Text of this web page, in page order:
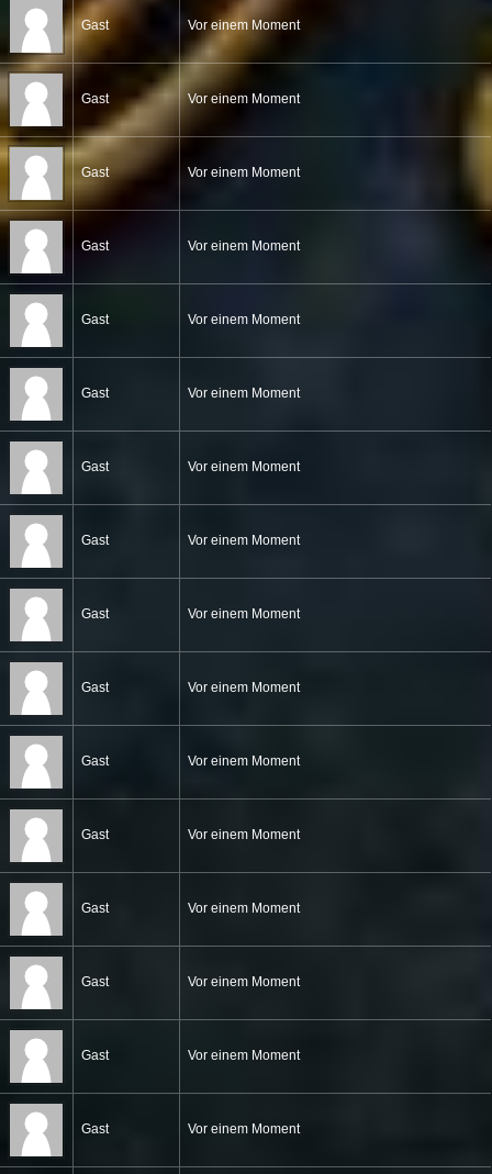
Gast Vor einem Moment
Gast Vor einem Moment
Gast Vor einem Moment
Gast Vor einem Moment
Gast Vor einem Moment
Gast Vor einem Moment
Gast Vor einem Moment
Gast Vor einem Moment
Gast Vor einem Moment
Gast Vor einem Moment
Gast Vor einem Moment
Gast Vor einem Moment
Gast Vor einem Moment
Gast Vor einem Moment
Gast Vor einem Moment
Gast Vor einem Moment